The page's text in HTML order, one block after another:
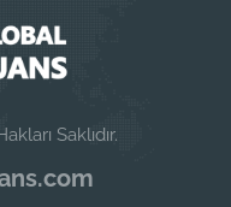
Saklıdır.